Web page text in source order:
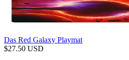
Das Red Galaxy Playmat
$27.50 USD